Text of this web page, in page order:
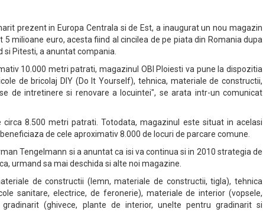
prezent in Europa Centrala si de Est, a inaugurat un nou magazin
5 milioane euro, acesta fiind al cincilea de pe piata din Romania dupa
si Pitesti, a anuntat compania.
10.000 metri patrati, magazinul OBI Ploiesti va pune la dispozitia
de bricolaj DIY (Do It Yourself), tehnica, materiale de constructii,
de intretinere si renovare a locuintei", se arata intr-un comunicat
8.500 metri patrati. Totodata, magazinul este situat in acelasi
de cele aproximativ 8.000 de locuri de parcare comune.
Tengelmann si a anuntat ca isi va continua si in 2010 strategia de
urmand sa mai deschida si alte noi magazine.
de constructii (lemn, materiale de constructii, tigla), tehnica
sanitare, electrice, de feronerie), materiale de interior (vopsele,
(ghivece, plante de interior, unelte pentru gradinarit si